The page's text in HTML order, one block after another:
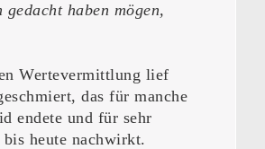
haben mögen,
Wertevermittlung lief
das für manche
endete und für sehr
heute nachwirkt.